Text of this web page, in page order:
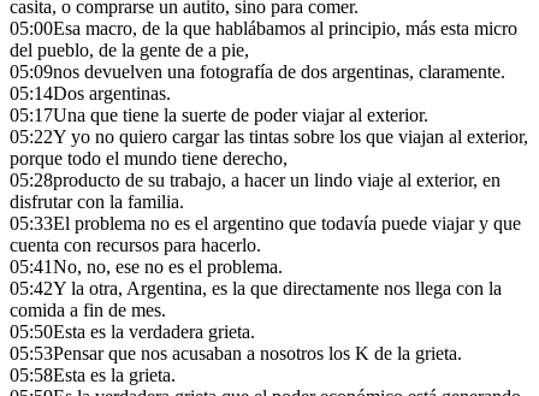
casita, o comprarse un autito, sino para comer.
05:00Esa macro, de la que hablábamos al principio, más esta micro
del pueblo, de la gente de a pie,
05:09nos devuelven una fotografía de dos argentinas, claramente.
05:14Dos argentinas.
05:17Una que tiene la suerte de poder viajar al exterior.
05:22Y yo no quiero cargar las tintas sobre los que viajan al exterior,
porque todo el mundo tiene derecho,
05:28producto de su trabajo, a hacer un lindo viaje al exterior, en
disfrutar con la familia.
05:33El problema no es el argentino que todavía puede viajar y que
cuenta con recursos para hacerlo.
05:41No, no, ese no es el problema.
05:42Y la otra, Argentina, es la que directamente nos llega con la
comida a fin de mes.
05:50Esta es la verdadera grieta.
05:53Pensar que nos acusaban a nosotros los K de la grieta.
05:58Esta es la grieta.